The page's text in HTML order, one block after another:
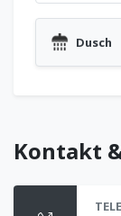
Dusch
Kontakt